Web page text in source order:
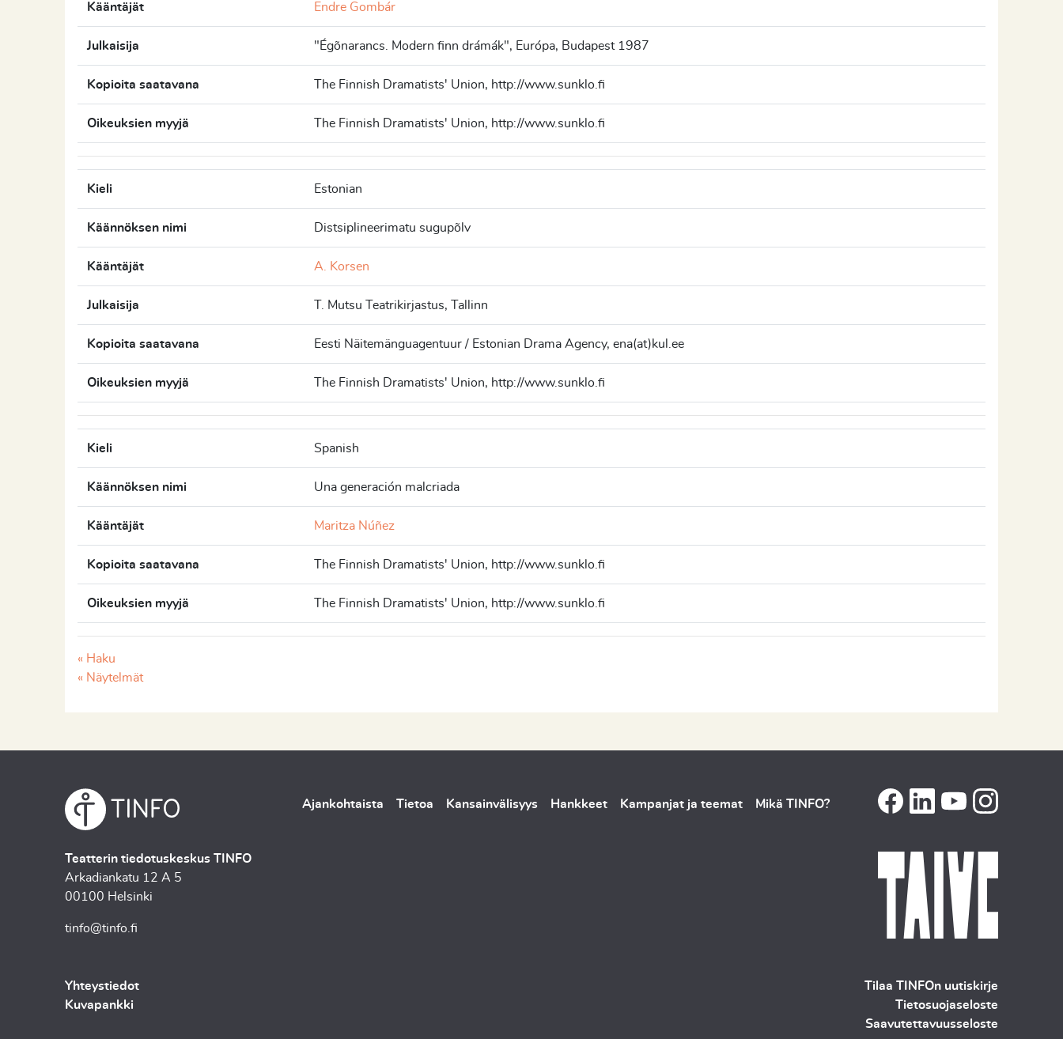
Kääntäjät Endre Gombár
Julkaisija "Égõnarancs. Modern finn drámák", Európa, Budapest 1987
Kopioita saatavana The Finnish Dramatists' Union, http://www.sunklo.fi
Oikeuksien myyjä The Finnish Dramatists' Union, http://www.sunklo.fi
Kieli Estonian
Käännöksen nimi Distsiplineerimatu sugupõlv
Kääntäjät A. Korsen
Julkaisija T. Mutsu Teatrikirjastus, Tallinn
Kopioita saatavana Eesti Näitemänguagentuur / Estonian Drama Agency, ena(at)kul.ee
Oikeuksien myyjä The Finnish Dramatists' Union, http://www.sunklo.fi
Kieli Spanish
Käännöksen nimi Una generación malcriada
Kääntäjät Maritza Núñez
Kopioita saatavana The Finnish Dramatists' Union, http://www.sunklo.fi
Oikeuksien myyjä The Finnish Dramatists' Union, http://www.sunklo.fi
« Haku
« Näytelmät
Teatterin tiedotuskeskus TINFO
Arkadiankatu 12 A 5
00100 Helsinki
tinfo@tinfo.fi
Ajankohtaista Tietoa Kansainvälisyys Hankkeet Kampanjat ja teemat Mikä TINFO?
Yhteystiedot
Kuvapankki
Tilaa TINFOn uutiskirje
Tietosuojaseloste
Saavutettavuusseloste